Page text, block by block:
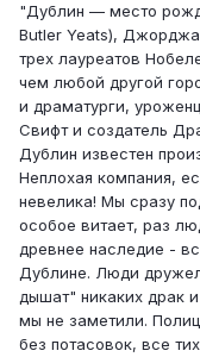
"Дублин — место
Butler Yeats),
трех лауреатов
чем любой другой
и драматурги,
Свифт и создатель
Дублин известен
Неплохая компания,
невелика! Мы сразу
особое витает, раз
древнее наследие -
Дублине. Люди
дышат" никаких драк
мы не заметили.
без потасовок, все